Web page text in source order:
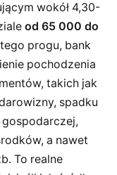
wokół 4,30-
od 65 000 do
progu, bank
pochodzenia
takich jak
spadku
a nawet
To realne